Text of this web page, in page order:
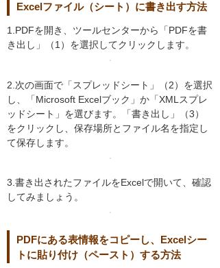
Excelファイル（シート）に書き出す方法
1.PDFを開き、ツールセンターから「PDFを書
き出し」（1）を選択してクリックします。
2.次の画面で「スプレッドシート」（2）を選択
し、「Microsoft Excelブック」か「XMLスプレ
ッドシート」を選びます。「書き出し」（3）
をクリックし、保存場所とファイル名を指定し
て保存します。
3.書き出されたファイルをExcelで開いて、確認
してみましょう。
PDFにある表情報をコピーし、Excelシー
トに貼り付け（ペースト）する方法